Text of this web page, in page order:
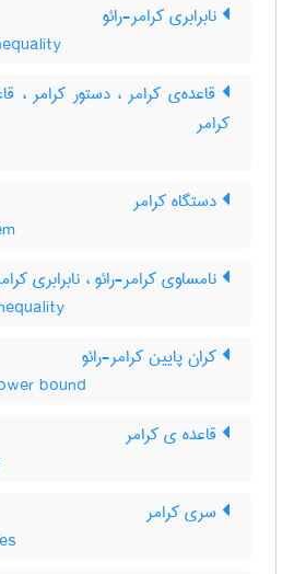
نابرابری کرامر-رائو
قاعده‌ی کرامر ، دستور کرامر ،
کرامر
دستگاه کرامر
نامساوی کرامر-رائو ، نابرابری
کران پایین کرامر-رائو
bound
قاعده ی کرامر
سری کرامر